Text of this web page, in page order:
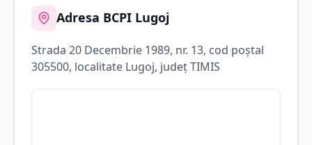
Adresa BCPI Lugoj
Strada 20 Decembrie 1989, nr. 13, cod poștal
305500, localitate Lugoj, județTIMIS